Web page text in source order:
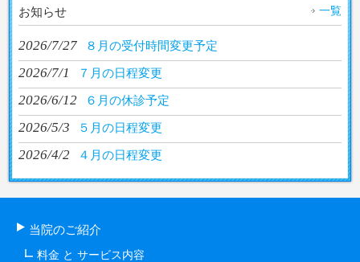
お知らせ 一覧
2026/7/27 ８月の受付時間変更予定
2026/7/1 ７月の日程変更
2026/6/12 ６月の休診予定
2026/5/3 ５月の日程変更
2026/4/2 ４月の日程変更
当院のご紹介
料金 と サービス内容